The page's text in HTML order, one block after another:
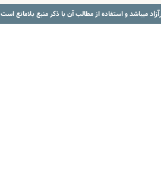
میباشد و استفاده از مطالب آن با ذکر منبع بلامانع است